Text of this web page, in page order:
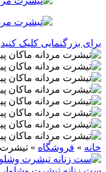
برای بزرگنمایی کلیک کنید
خانه » فروشگاه » تيشرت